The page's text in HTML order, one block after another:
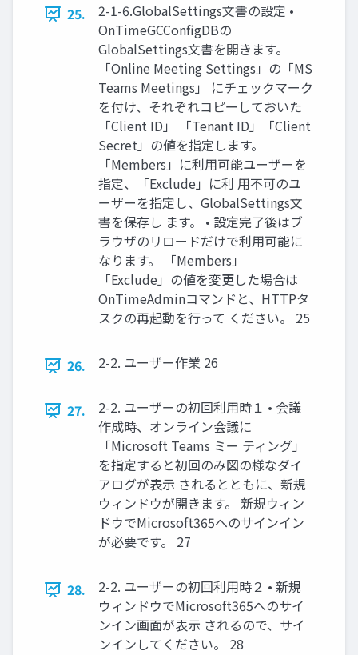
25.
2-1-6.GlobalSettings文書の設定 •
OnTimeGCConfigDBの
GlobalSettings文書を開きます。
「Online Meeting Settings」の「MS
Teams Meetings」 にチェックマーク
を付け、それぞれコピーしておいた
「Client ID」 「Tenant ID」「Client
Secret」の値を指定します。
「Members」に利用可能ユーザーを
指定、「Exclude」に利 用不可のユ
ーザーを指定し、GlobalSettings文
書を保存し ます。 • 設定完了後はブ
ラウザのリロードだけで利用可能に
なります。 「Members」
「Exclude」の値を変更した場合は
OnTimeAdminコマンドと、HTTPタ
スクの再起動を行って ください。 25
26. 2-2. ユーザー作業 26
27.
2-2. ユーザーの初回利用時１ • 会議
作成時、オンライン会議に
「Microsoft Teams ミー ティング」
を指定すると初回のみ図の様なダイ
アログが表示 されるとともに、新規
ウィンドウが開きます。 新規ウィン
ドウでMicrosoft365へのサインイン
が必要です。 27
28.
2-2. ユーザーの初回利用時２ • 新規
ウィンドウでMicrosoft365へのサイ
ンイン画面が表示 されるので、サイ
ンインしてください。 28